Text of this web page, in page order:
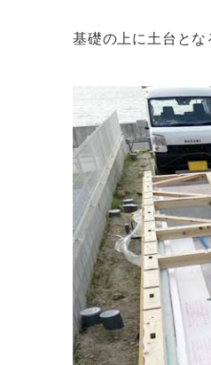
基礎の上に土台とな